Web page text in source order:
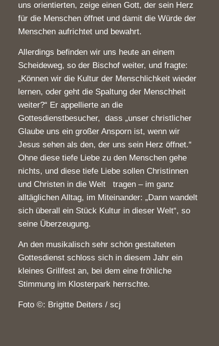
uns orientierten, zeige einen Gott, der sein Herz
für die Menschen öffnet und damit die Würde der
Menschen aufrichtet und bewahrt.
Allerdings befinden wir uns heute an einem
Scheideweg, so der Bischof weiter, und fragte:
„Können wir die Kultur der Menschlichkeit wieder
lernen, oder geht die Spaltung der Menschheit
weiter?“ Er appellierte an die
Gottesdienstbesucher, dass „unser christlicher
Glaube uns ein großer Ansporn ist, wenn wir
Jesus sehen als den, der uns sein Herz öffnet.“
Ohne diese tiefe Liebe zu den Menschen gehe
nichts, und diese tiefe Liebe sollen Christinnen
und Christen in die Welt tragen – im ganz
alltäglichen Alltag, im Miteinander: „Dann wandelt
sich überall ein Stück Kultur in dieser Welt“, so
seine Überzeugung.
An den musikalisch sehr schön gestalteten
Gottesdienst schloss sich in diesem Jahr ein
kleines Grillfest an, bei dem eine fröhliche
Stimmung im Klosterpark herrschte.
Foto ©: Brigitte Deiters / scj